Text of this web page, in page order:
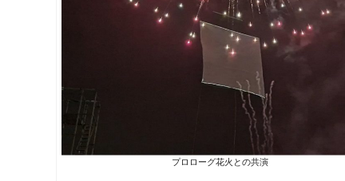
プロローグ花火との共演